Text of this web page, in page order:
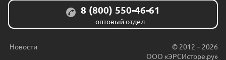
8 (800) 550-46-61
оптовый отдел
Новости
© 2012 – 2026
ООО «ЭРСИсторе.ру»